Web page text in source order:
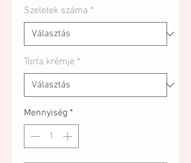
Szeletek száma *
Torta krémje *
Mennyiség *